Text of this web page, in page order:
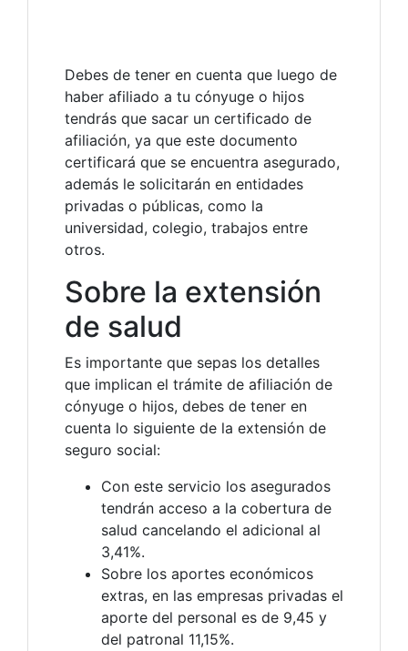
Debes de tener en cuenta que luego de
haber afiliado a tu cónyuge o hijos
tendrás que sacar un certificado de
afiliación, ya que este documento
certificará que se encuentra asegurado,
además le solicitarán en entidades
privadas o públicas, como la
universidad, colegio, trabajos entre
otros.
Sobre la extensión
de salud
Es importante que sepas los detalles
que implican el trámite de afiliación de
cónyuge o hijos, debes de tener en
cuenta lo siguiente de la extensión de
seguro social:
Con este servicio los asegurados
tendrán acceso a la cobertura de
salud cancelando el adicional al
3,41%.
Sobre los aportes económicos
extras, en las empresas privadas el
aporte del personal es de 9,45 y
del patronal 11,15%.